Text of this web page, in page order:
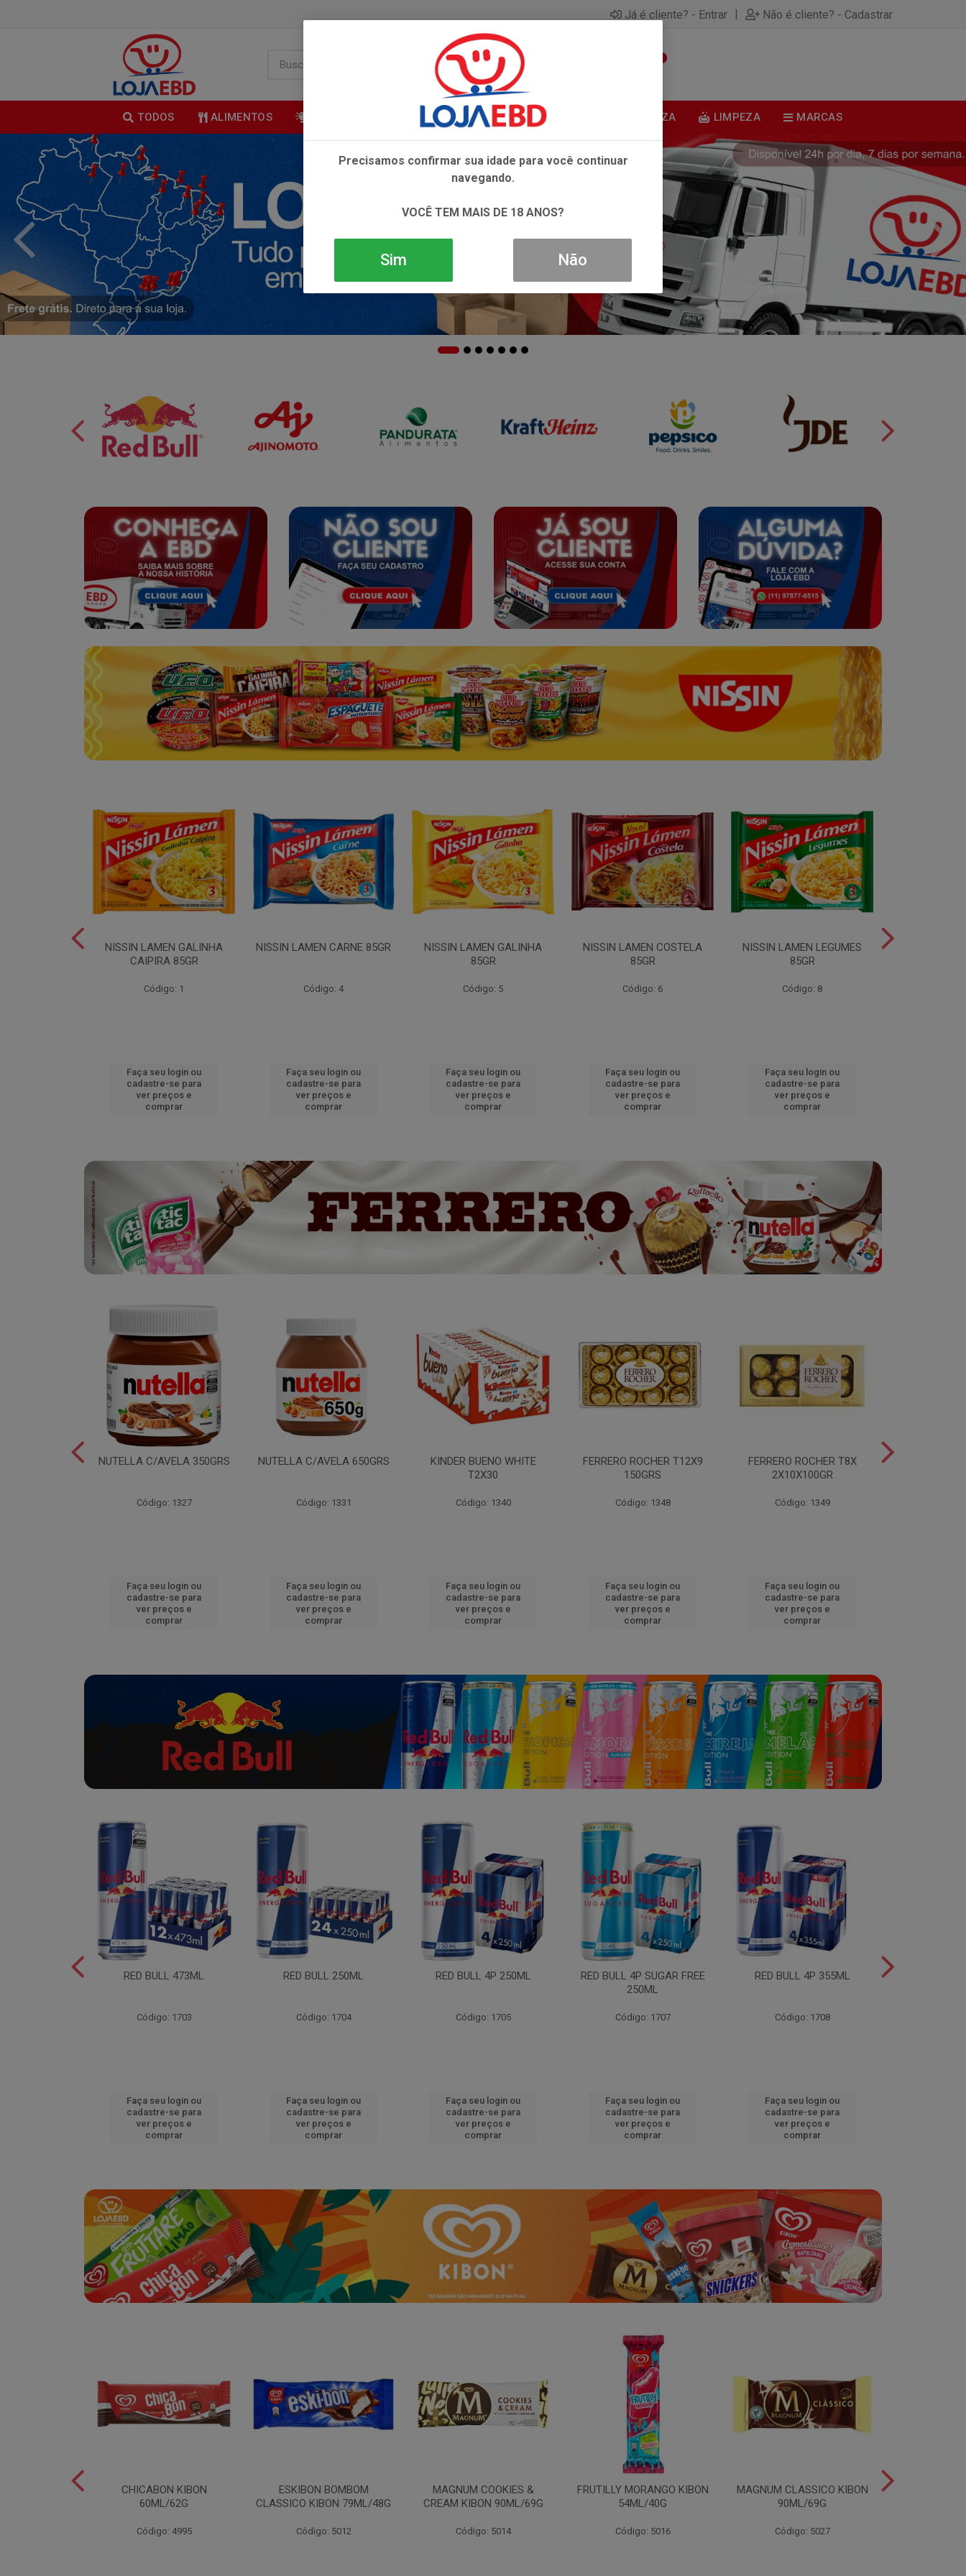
Já é cliente? - Entrar | Não é cliente? - Cadastrar
TODOS ALIMENTOS BEBIDAS CONGELADOS HIGIENE E BELEZA LIMPEZA MARCAS
NISSIN LAMEN GALINHA
CAIPIRA 85GR
Código: 1
Faça seu login ou
cadastre-se para
ver preços e
comprar
NISSIN LAMEN CARNE 85GR
Código: 4
Faça seu login ou
cadastre-se para
ver preços e
comprar
NISSIN LAMEN GALINHA
85GR
Código: 5
Faça seu login ou
cadastre-se para
ver preços e
comprar
NISSIN LAMEN COSTELA
85GR
Código: 6
Faça seu login ou
cadastre-se para
ver preços e
comprar
NISSIN LAMEN LEGUMES
85GR
Código: 8
Faça seu login ou
cadastre-se para
ver preços e
comprar
NUTELLA C/AVELA 350GRS
Código: 1327
Faça seu login ou
cadastre-se para
ver preços e
comprar
NUTELLA C/AVELA 650GRS
Código: 1331
Faça seu login ou
cadastre-se para
ver preços e
comprar
KINDER BUENO WHITE
T2X30
Código: 1340
Faça seu login ou
cadastre-se para
ver preços e
comprar
FERRERO ROCHER T12X9
150GRS
Código: 1348
Faça seu login ou
cadastre-se para
ver preços e
comprar
FERRERO ROCHER T8X
2X10X100GR
Código: 1349
Faça seu login ou
cadastre-se para
ver preços e
comprar
RED BULL 473ML
Código: 1703
Faça seu login ou
cadastre-se para
ver preços e
comprar
RED BULL 250ML
Código: 1704
Faça seu login ou
cadastre-se para
ver preços e
comprar
RED BULL 4P 250ML
Código: 1705
Faça seu login ou
cadastre-se para
ver preços e
comprar
RED BULL 4P SUGAR FREE
250ML
Código: 1707
Faça seu login ou
cadastre-se para
ver preços e
comprar
RED BULL 4P 355ML
Código: 1708
Faça seu login ou
cadastre-se para
ver preços e
comprar
CHICABON KIBON
60ML/62G
Código: 4995
ESKIBON BOMBOM
CLASSICO KIBON 79ML/48G
Código: 5012
MAGNUM COOKIES &
CREAM KIBON 90ML/69G
Código: 5014
FRUTILLY MORANGO KIBON
54ML/40G
Código: 5016
MAGNUM CLASSICO KIBON
90ML/69G
Código: 5027
Precisamos confirmar sua idade para você continuar
navegando.
VOCÊ TEM MAIS DE 18 ANOS?
Sim Não